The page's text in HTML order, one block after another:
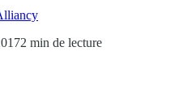
2 min de lecture